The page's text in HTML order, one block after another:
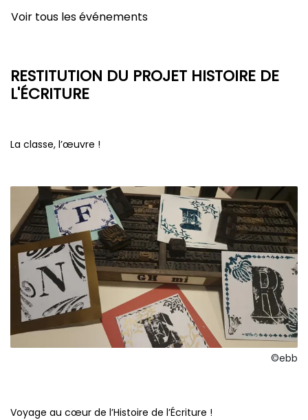
Voir tous les événements
RESTITUTION DU PROJET HISTOIRE DE
L'ÉCRITURE
La classe, l’œuvre !
©ebb
Voyage au cœur de l’Histoire de l’Écriture !